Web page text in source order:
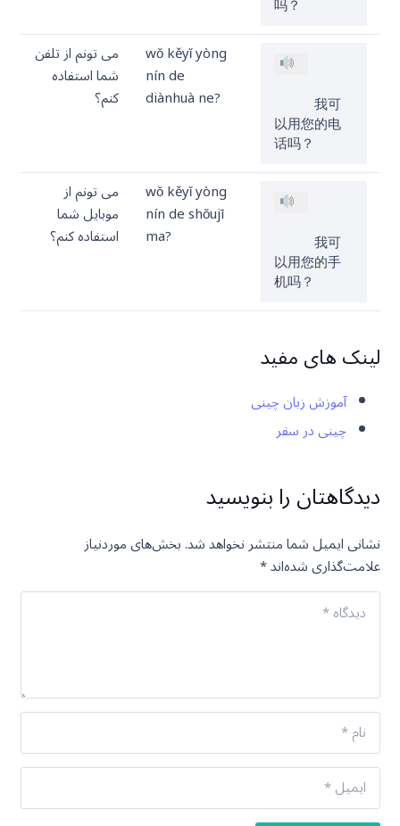
吗？
以用您的电
话吗？
wǒ kěyǐ yòng
nín de
diànhuà ne?
می تونم از تلفن
شما استفاده
کنم؟
以用您的手
机吗？
wǒ kěyǐ yòng
nín de shǒujī
ma?
می تونم از
موبایل شما
استفاده کنم؟
لینک های مفید
آموزش زبان چینی
چینی در سفر
دیدگاهتان را بنویسید
نشانی ایمیل شما منتشر نخواهد شد.بخش‌های موردنیاز
علامت‌گذاری شده‌اند*